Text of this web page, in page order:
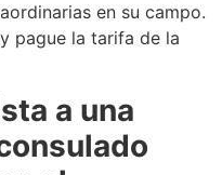
en su campo.
pague la tarifa de la
a una